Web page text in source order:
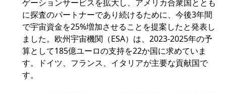
ゲーションサービスを拡大し、アメリカ合衆国ととも
に探査のパートナーであり続けるために、今後3年間
で宇宙資金を25%増加させることを提案したと発表し
ました。欧州宇宙機関（ESA）は、2023-2025年の予
算として185億ユーロの支持を22か国に求めていま
す。ドイツ、フランス、イタリアが主要な貢献国で
す。